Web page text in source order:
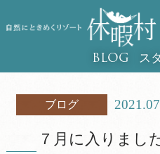
BLOG ス
ブログ
７月に入りまし